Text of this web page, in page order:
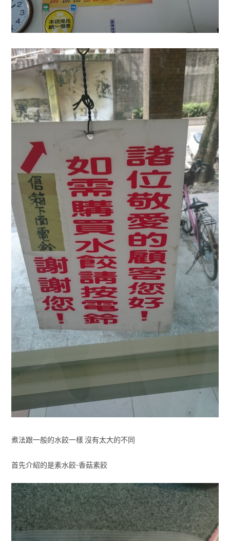
煮法跟一般的水餃一樣 沒有太大的不同
首先介紹的是素水餃-香菇素餃